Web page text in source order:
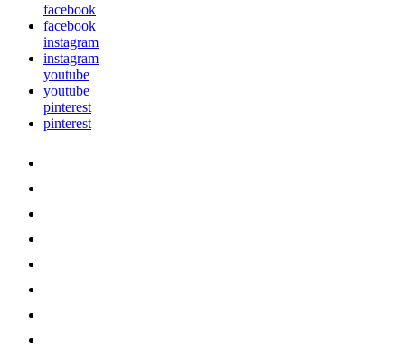
facebook
facebook
instagram
instagram
youtube
youtube
pinterest
pinterest